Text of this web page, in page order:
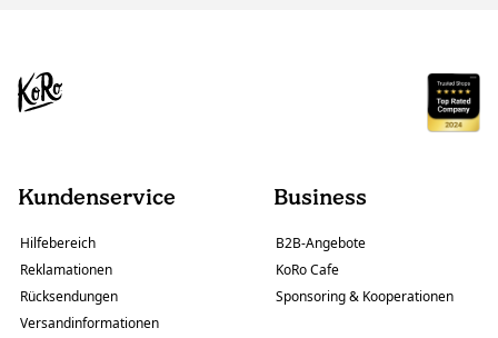
Kundenservice
Hilfebereich
Reklamationen
Rücksendungen
Versandinformationen
Business
B2B-Angebote
KoRo Cafe
Sponsoring & Kooperationen